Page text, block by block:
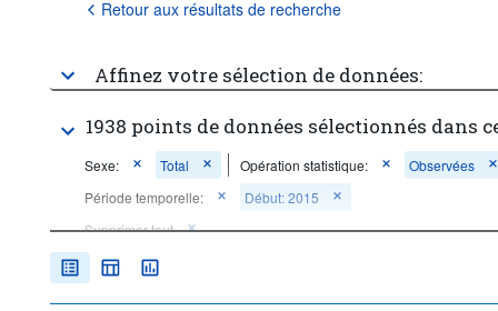
Retour aux résultats de recherche
Affinez votre sélection de données:
1938 points de données sélectionnés dans
Sexe: Total Opération statistique:
Observées
Période temporelle:
Début: 2015
Supprimer tout